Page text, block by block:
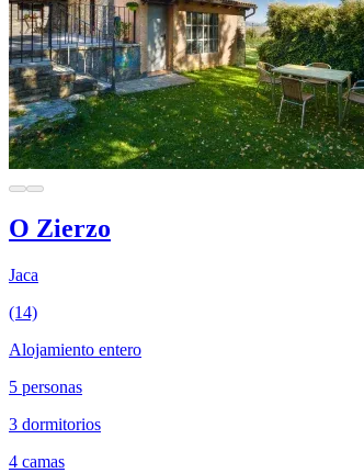
O Zierzo
Jaca
(14)
Alojamiento entero
5 personas
3 dormitorios
4 camas